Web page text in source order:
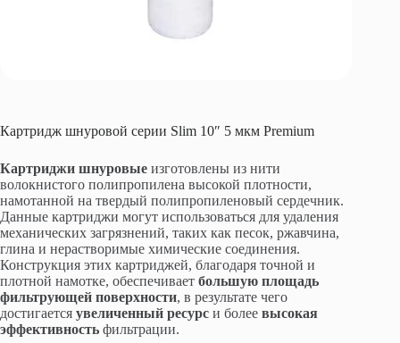
Картридж шнуровой серии Slim 10″ 5 мкм Premium
Картриджи шнуровые изготовлены из нити
волокнистого полипропилена высокой плотности,
намотанной на твердый полипропиленовый сердечник.
Данные картриджи могут использоваться для удаления
механических загрязнений, таких как песок, ржавчина,
глина и нерастворимые химические соединения.
Конструкция этих картриджей, благодаря точной и
плотной намотке, обеспечивает большую площадь
фильтрующей поверхности, в результате чего
достигается увеличенный ресурс и более высокая
эффективность фильтрации.